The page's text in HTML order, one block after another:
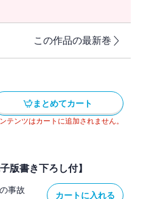
この作品の最新巻
まとめてカート
ンツはカートに追加されません。
版書き下ろし付】
事故
カートに入れる